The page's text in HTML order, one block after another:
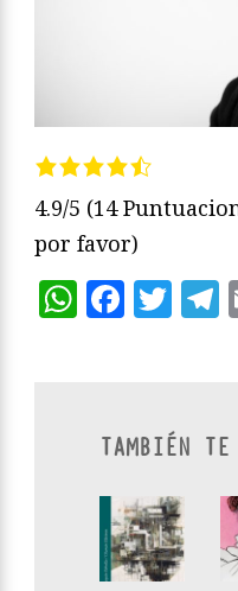
4.9/5 (14
por favor)
TAMBIÉN